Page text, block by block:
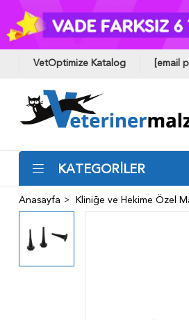
VetOptimize Katalog [email
KATEGORİLER
Anasayfa Kliniğe ve Hekime Özel